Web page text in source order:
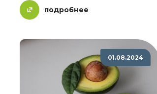
подробнее
01.08.2024